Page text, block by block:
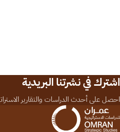
اشترك في نشرتنا البريدية
احصل على أحدث الدراسات والتقارير